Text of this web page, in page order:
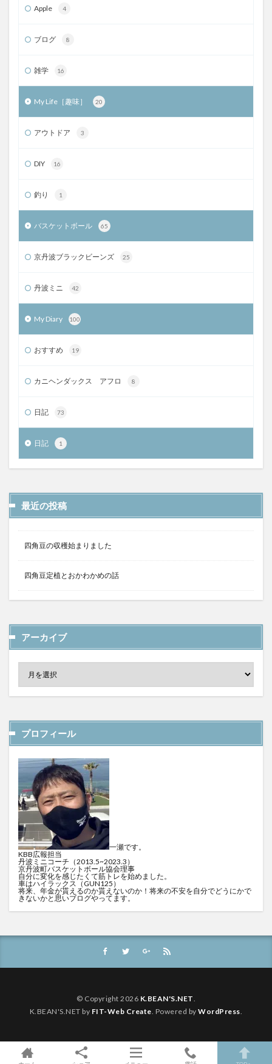
Apple 4
ブログ 8
雑学 16
My Life［趣味］ 20
アウトドア 3
DIY 16
釣り 1
バスケットボール 65
京丹波ブラックビーンズ 25
丹波ミニ 42
My Diary 100
おすすめ 19
カニヘンダックス アフロ 8
日記 73
日記 1
最近の投稿
四角豆の収穫始まりました
四角豆定植とおかわかめの話
アーカイブ
プロフィール
一瀬です。
KBB広報担当
丹波ミニコーチ（2013.5~2023.3）
京丹波町バスケットボール協会理事
自分に変化を感じたくて筋トレを始めました。
車はハイラックス（GUN125）
将来、年金が貰えるのか貰えないのか！将来の不安を自分でどうにかで
きないかと思いブログやってます。
© Copyright 2026 K.BEAN'S.NET.
K.BEAN'S.NET by FIT-Web Create. Powered byWordPress.